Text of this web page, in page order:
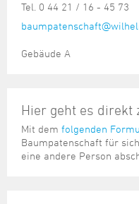
Tel. 0 44 21 / 16 - 45 73
Gebäude A
Hier geht es direkt
Mit dem folgenden
Baumpatenschaft für
eine andere Person